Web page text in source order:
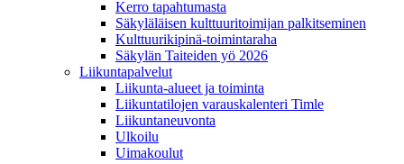
Kerro tapahtumasta
Säkyläläisen kulttuuritoimijan palkitseminen
Kulttuurikipinä-toimintaraha
Säkylän Taiteiden yö 2026
Liikuntapalvelut
Liikunta-alueet ja toiminta
Liikuntatilojen varauskalenteri Timle
Liikuntaneuvonta
Ulkoilu
Uimakoulut